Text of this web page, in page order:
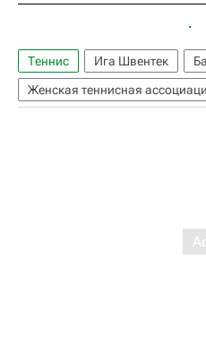
Теннис Ига Швентек
Женская теннисная